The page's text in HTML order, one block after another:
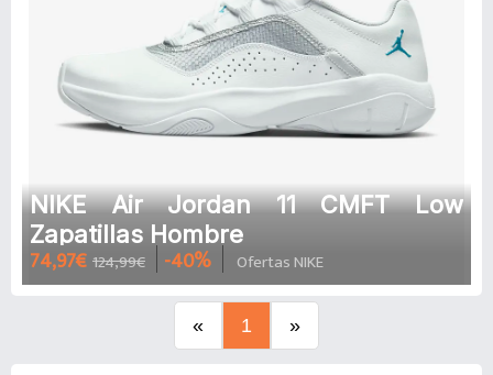
NIKE Air Jordan 11 CMFT Low
Zapatillas Hombre
74,97€ 124,99€ -40% Ofertas NIKE
« 1 »